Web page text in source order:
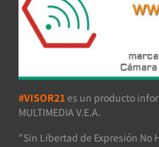
#VISOR21 es un producto
MULTIMEDIA V.E.A.
"Sin Libertad de Expresión No